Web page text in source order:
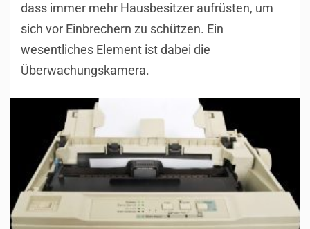
dass immer mehr Hausbesitzer aufrüsten, um
sich vor Einbrechern zu schützen. Ein
wesentliches Element ist dabei die
Überwachungskamera.